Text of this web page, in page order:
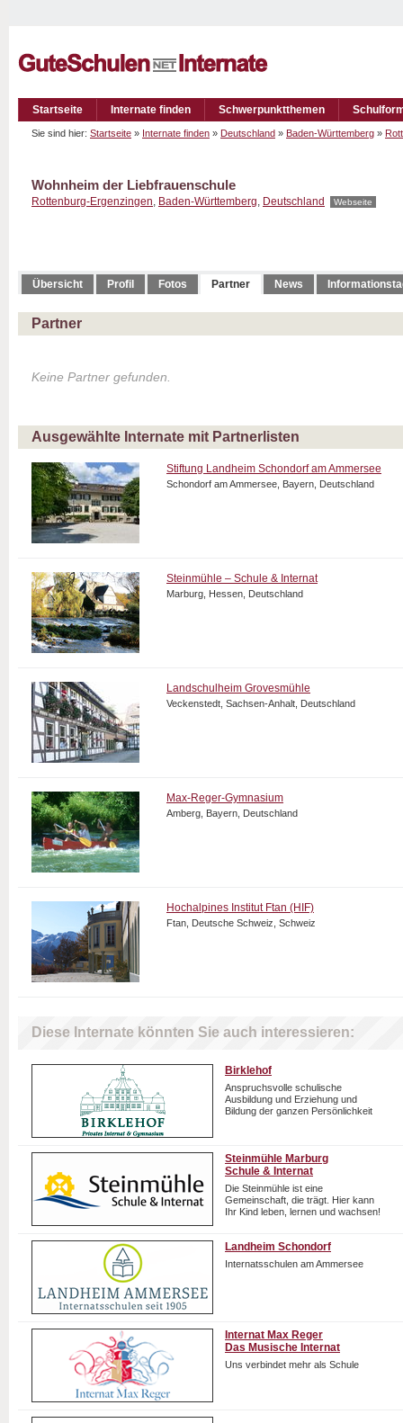
Startseite Internate finden Schwerpunktthemen
Sie sind hier: Startseite » Internate finden » Deutschland » Baden-Württemberg »
Wohnheim der Liebfrauenschule
Rottenburg-Ergenzingen, Baden-Württemberg, Deutschland Webseite
Übersicht Profil Fotos Partner News
Partner
Keine Partner gefunden.
Ausgewählte Internate mit Partnerlisten
Stiftung Landheim Schondorf am Ammersee
Schondorf am Ammersee, Bayern, Deutschland
Steinmühle – Schule & Internat
Marburg, Hessen, Deutschland
Landschulheim Grovesmühle
Veckenstedt, Sachsen-Anhalt, Deutschland
Max-Reger-Gymnasium
Amberg, Bayern, Deutschland
Hochalpines Institut Ftan (HIF)
Ftan, Deutsche Schweiz, Schweiz
Diese Internate könnten Sie auch interessieren:
Birklehof
Anspruchsvolle schulische
Ausbildung und Erziehung und
Bildung der ganzen Persönlichkeit
Steinmühle Marburg
Schule & Internat
Die Steinmühle ist eine
Gemeinschaft, die trägt. Hier kann
Ihr Kind leben, lernen und wachsen!
Landheim Schondorf
Internatsschulen am Ammersee
Internat Max Reger
Das Musische Internat
Uns verbindet mehr als Schule